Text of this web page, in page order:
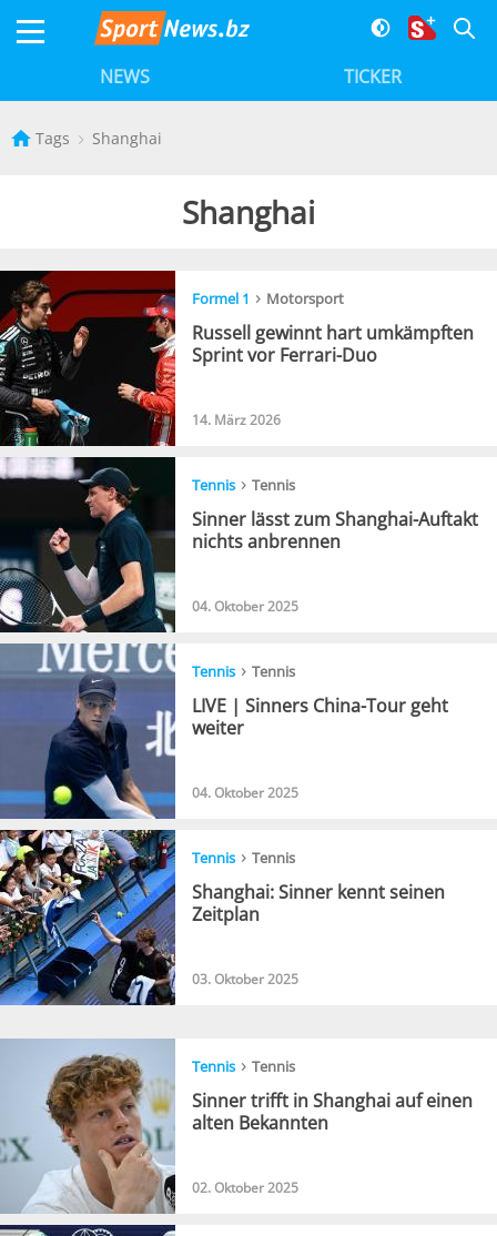
NEWS TICKER
Tags Shanghai
Shanghai
Formel 1 › Motorsport
Russell gewinnt hart umkämpften
Sprint vor Ferrari-Duo
14. März 2026
Tennis › Tennis
Sinner lässt zum Shanghai-Auftakt
nichts anbrennen
04. Oktober 2025
Tennis › Tennis
LIVE | Sinners China-Tour geht
weiter
04. Oktober 2025
Tennis › Tennis
Shanghai: Sinner kennt seinen
Zeitplan
03. Oktober 2025
Tennis › Tennis
Sinner trifft in Shanghai auf einen
alten Bekannten
02. Oktober 2025